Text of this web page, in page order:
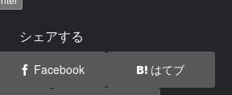
シェアする
Facebook はてブ